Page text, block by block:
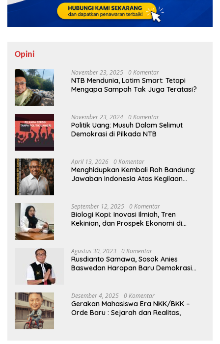
Opini
November 23, 2025 0 Komentar
NTB Mendunia, Lotim Smart: Tetapi
Mengapa Sampah Tak Juga Teratasi?
November 23, 2024 0 Komentar
Politik Uang: Musuh Dalam Selimut
Demokrasi di Pilkada NTB
April 13, 2026 0 Komentar
Menghidupkan Kembali Roh Bandung:
Jawaban Indonesia Atas Kegilaan
September 12, 2025 0 Komentar
Biologi Kopi: Inovasi Ilmiah, Tren
Kekinian, dan Prospek Ekonomi di
Agustus 30, 2023 0 Komentar
Rusdianto Samawa, Sosok Anies
Baswedan Harapan Baru Demokrasi
Desember 4, 2025 0 Komentar
Gerakan Mahasiswa Era NKK/BKK –
Orde Baru : Sejarah dan Realitas,